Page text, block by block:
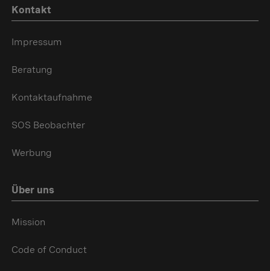
Kontakt
Impressum
Beratung
Kontaktaufnahme
SOS Beobachter
Werbung
Über uns
Mission
Code of Conduct